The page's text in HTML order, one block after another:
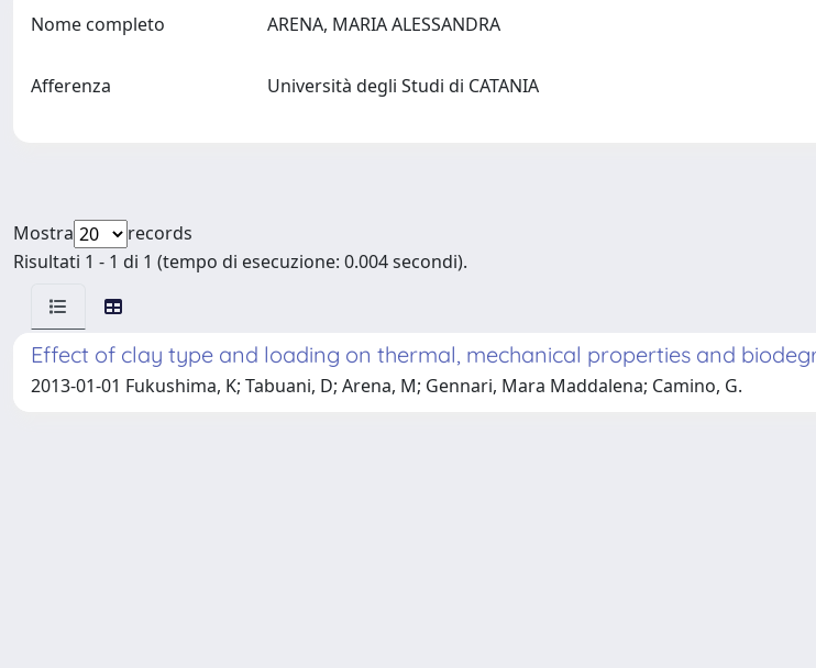
Nome completo ARENA, MARIA ALESSANDRA
Afferenza Università degli Studi di CATANIA
Mostra
records
Risultati 1 - 1 di 1 (tempo di esecuzione: 0.004 secondi).
Effect of clay type and loading on thermal, mechanical properties and
2013-01-01 Fukushima, K; Tabuani, D; Arena, M; Gennari, Mara Maddalena; Camino, G.